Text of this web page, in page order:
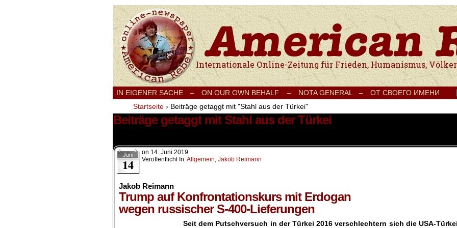
Internationale Onlinezeitung für Frieden, Humanismus, Völkerverständigung und
IN EIGENER SACHE – ON OUR OWN BEHALF – NOTA GENERAL – ОТ СВОЕГО ИМЕНИ
Startseite › Beiträge getaggt mit "Stahl aus der Türkei"
Beiträge getaggt mit Stahl aus der Türkei
Juni
14
on 14. Juni 2019
Veröffentlicht In:Allgemein, Jakob Reimann
Jakob Reimann
Trump auf Konfrontationskurs mit Erdogan
wegen russischer S-400-Lieferungen
Seit dem Putschversuch in der Türkei 2016 verschlechtern sich die USA-